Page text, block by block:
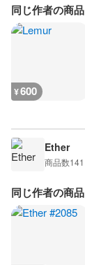
同じ作者の商品
¥600
Ether
商品数141
同じ作者の商品